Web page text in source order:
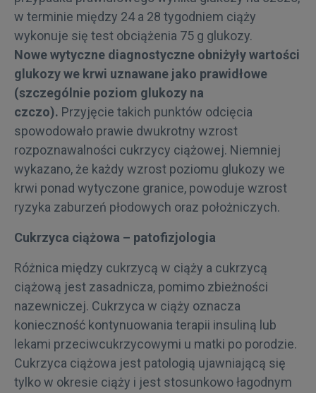
w terminie między 24 a 28 tygodniem ciąży
wykonuje się test obciążenia 75 g glukozy.
Nowe wytyczne diagnostyczne obniżyły wartości
glukozy we krwi uznawane jako prawidłowe
(szczególnie poziom glukozy na
czczo). Przyjęcie takich punktów odcięcia
spowodowało prawie dwukrotny wzrost
rozpoznawalności cukrzycy ciążowej. Niemniej
wykazano, że każdy wzrost poziomu glukozy we
krwi ponad wytyczone granice, powoduje wzrost
ryzyka zaburzeń płodowych oraz położniczych.
Cukrzyca ciążowa – patofizjologia
Różnica między cukrzycą w ciąży a cukrzycą
ciążową jest zasadnicza, pomimo zbieżności
nazewniczej. Cukrzyca w ciąży oznacza
konieczność kontynuowania terapii insuliną lub
lekami przeciwcukrzycowymi u matki po porodzie.
Cukrzyca ciążowa jest patologią ujawniającą się
tylko w okresie ciąży i jest stosunkowo łagodnym